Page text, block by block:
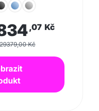
,07 Kč
Kč